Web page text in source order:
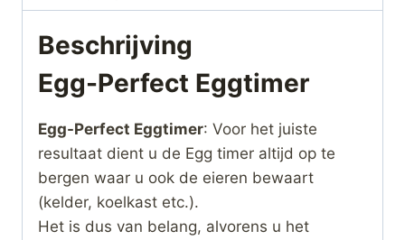
Beschrijving
Egg-Perfect Eggtimer
Egg-Perfect Eggtimer: Voor het juiste
resultaat dient u de Egg timer altijd op te
bergen waar u ook de eieren bewaart
(kelder, koelkast etc.).
Het is dus van belang, alvorens u het